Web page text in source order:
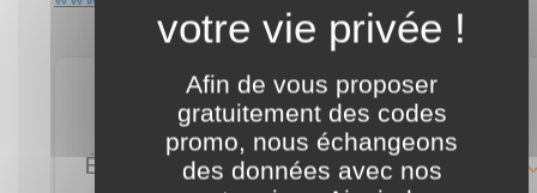
Économisez jusqu'à 300€ sur vos frais bancaires en comparant plus de 130 critères avant de changer
Afin de vous proposer
gratuitement des codes
promo, nous échangeons
des données avec nos